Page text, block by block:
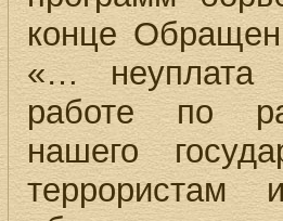
конце
«… неуплата
работе по
нашего
террористам